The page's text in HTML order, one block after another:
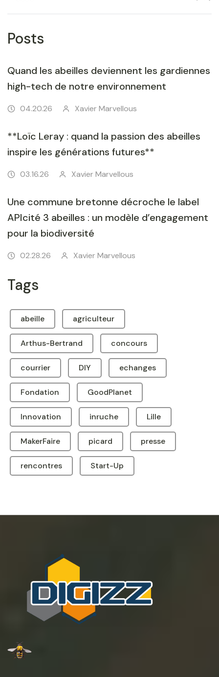
Posts
Quand les abeilles deviennent les gardiennes
high-tech de notre environnement
04.20.26 Xavier Marvellous
**Loïc Leray : quand la passion des abeilles
inspire les générations futures**
03.16.26 Xavier Marvellous
Une commune bretonne décroche le label
APIcité 3 abeilles : un modèle d’engagement
pour la biodiversité
02.28.26 Xavier Marvellous
Tags
abeille agriculteur
Arthus-Bertrand concours
courrier DIY echanges
Fondation GoodPlanet
Innovation inruche Lille
MakerFaire picard presse
rencontres Start-Up